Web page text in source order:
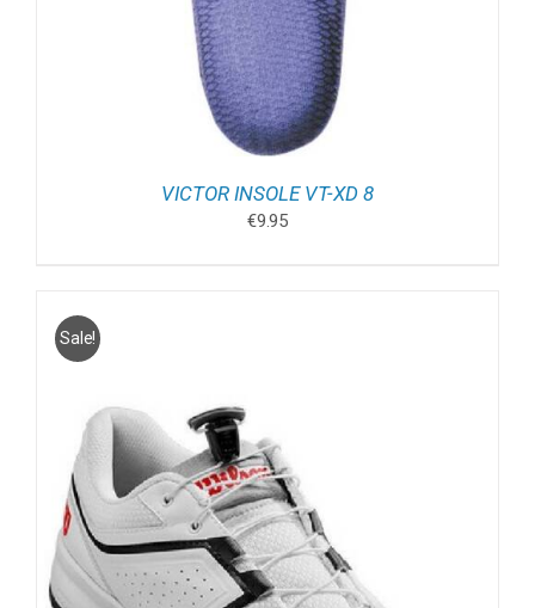
VICTOR INSOLE VT-XD 8
€9.95
Sale!